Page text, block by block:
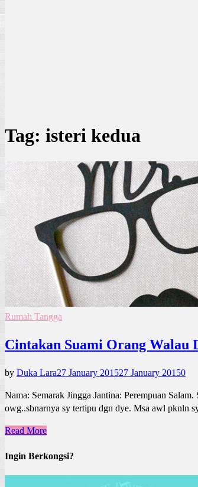
Tag: isteri kedua
Rumah Tangga
Cintakan Suami Orang Walau
by Duka Lara27 January 201527 January 20150
Nama: Semarak Jingga Jantina: Perempuan
owg..sbnarnya sy tertipu dgn dye. Msa awl pknln
Read More
Ingin Berkongsi?